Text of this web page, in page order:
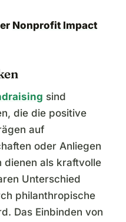
Nonprofit Impact
sind
die die positive
auf
oder Anliegen
dienen als kraftvolle
Unterschied
philanthropische
Das Einbinden von